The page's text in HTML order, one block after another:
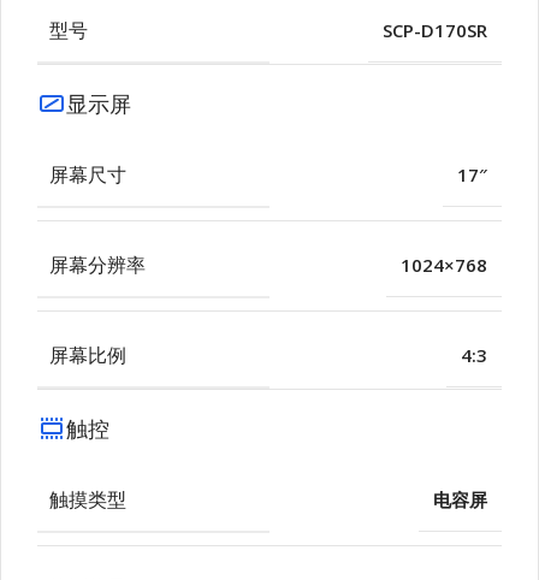
型号 SCP-D170SR
显示屏
屏幕尺寸 17″
屏幕分辨率 1024×768
屏幕比例 4:3
触控
触摸类型 电容屏